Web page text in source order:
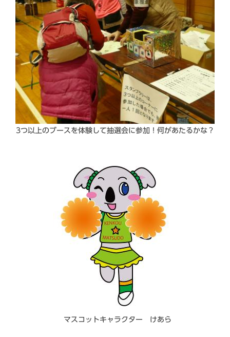
3つ以上のブースを体験して抽選会に参加！何があたるかな？
マスコットキャラクター けあら